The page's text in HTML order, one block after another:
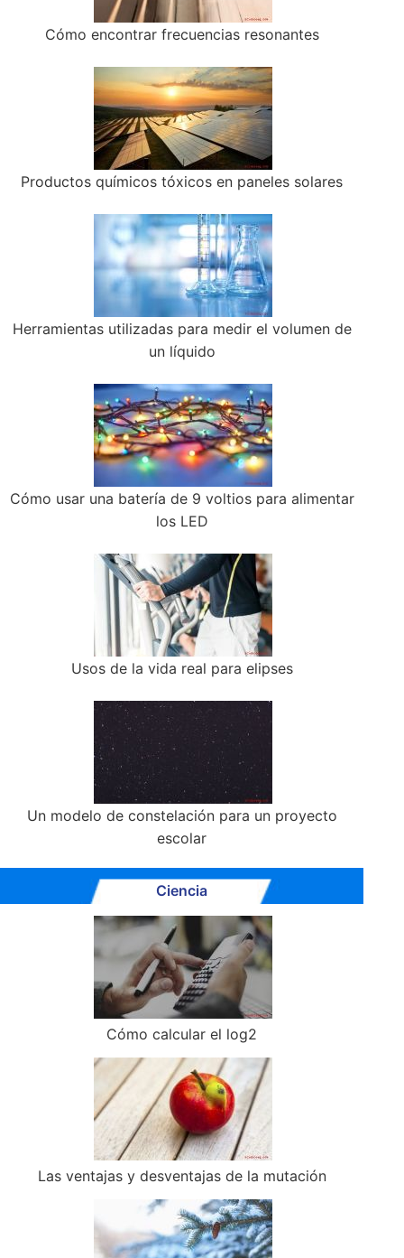
Cómo encontrar frecuencias resonantes
Productos químicos tóxicos en paneles solares
Herramientas utilizadas para medir el volumen de
un líquido
Cómo usar una batería de 9 voltios para alimentar
los LED
Usos de la vida real para elipses
Un modelo de constelación para un proyecto
escolar
Ciencia
Cómo calcular el log2
Las ventajas y desventajas de la mutación